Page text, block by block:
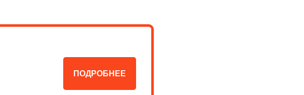
ПОДРОБНЕЕ